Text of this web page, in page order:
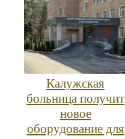
Калужская
больница получит
новое
оборудование для